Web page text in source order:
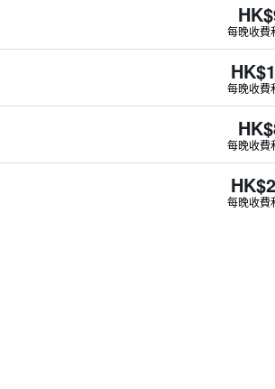
每晚收費
每晚收費
每晚收費
每晚收費